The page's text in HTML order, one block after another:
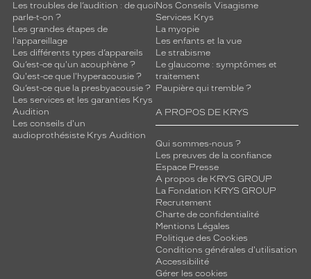
Les troubles de l’audition : de quoi
parle-t-on ?
Les grandes étapes de
l'appareillage
Les différents types d’appareils
Qu’est-ce qu'un acouphène ?
Qu'est-ce que l'hyperacousie ?
Qu’est-ce que la presbyacousie ?
Les services et les garanties Krys
Audition
Les conseils d'un
audioprothésiste Krys Audition
Nos Conseils Visagisme
Services Krys
La myopie
Les enfants et la vue
Le strabisme
Le glaucome : symptômes et
traitement
Paupière qui tremble ?
A PROPOS DE KRYS
Qui sommes-nous ?
Les preuves de la confiance
Espace Presse
A propos de KRYS GROUP
La Fondation KRYS GROUP
Recrutement
Charte de confidentialité
Mentions Légales
Politique des Cookies
Conditions générales d'utilisation
Accessibilité
Gérer les cookies